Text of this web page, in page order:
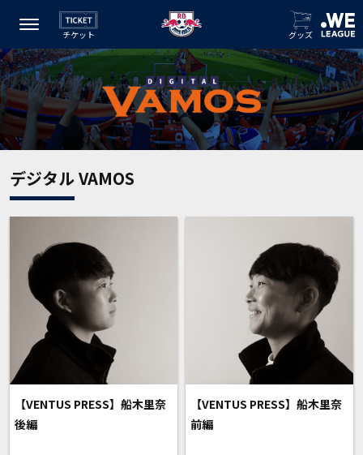
チケット グッズ
デジタル VAMOS
【VENTUS PRESS】船木里奈
後編
【VENTUS PRESS】船木里奈
前編